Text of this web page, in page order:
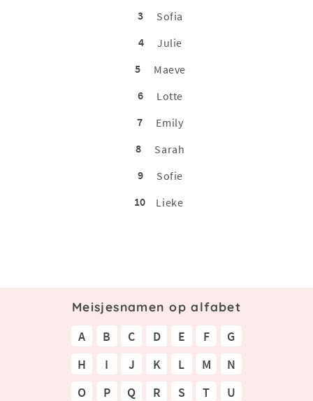
3
Sofia
4
Julie
5
Maeve
6
Lotte
7
Emily
8
Sarah
9
Sofie
10
Lieke
Meisjesnamen op alfabet
A B C D E F
G
H
I J K L M
N
O
P Q R S T
U